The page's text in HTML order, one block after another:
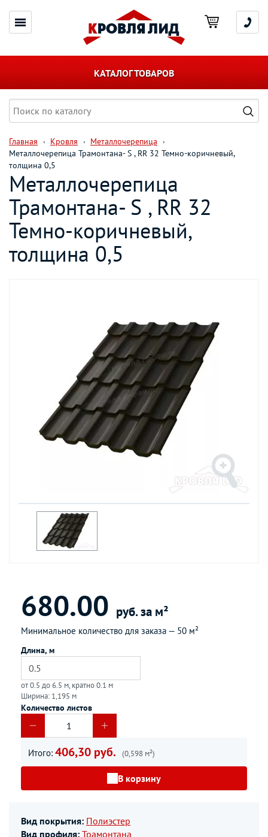
КАТАЛОГ ТОВАРОВ
Главная Кровля
Металлочерепица
Металлочерепица Трамонтана- S , RR 32 Темно-коричневый,
толщина 0,5
Металлочерепица
Трамонтана- S , RR 32
Темно-коричневый,
толщина 0,5
680.00 руб. за м²
Минимальное количество для заказа — 50 м²
Длина, м
от 0.5 до 6.5 м, кратно 0.1 м
Ширина: 1,195 м
Количество листов
Итого: 406,30 руб. (0,598 м²)
В корзину
Вид покрытия: Полиэстер
Вид профиля: Трамонтана